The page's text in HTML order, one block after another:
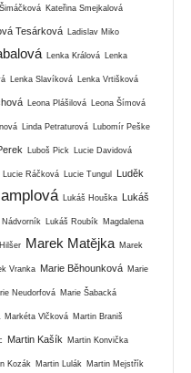
Kateřina Smejkalová
Tesárková Ladislav Miko
Lenka Králová Lenka
Lenka Slavíková Lenka Vrtišková
Leona Plášilová Leona Šímová
Linda Petraturová Lubomír Peške
Luboš Pick Lucie Davidová
Lucie Ráčková Lucie Tungul Luděk
Lukáš Houška Lukáš
Nádvorník Lukáš Roubík Magdalena
Marek Matějka Marek
Vranka Marie Běhounková Marie
Neudorfová Marie Šabacká
Markéta Vlčková Martin Braniš
Martin Kašík Martin Konvička
Kozák Martin Lulák Martin Mejstřík